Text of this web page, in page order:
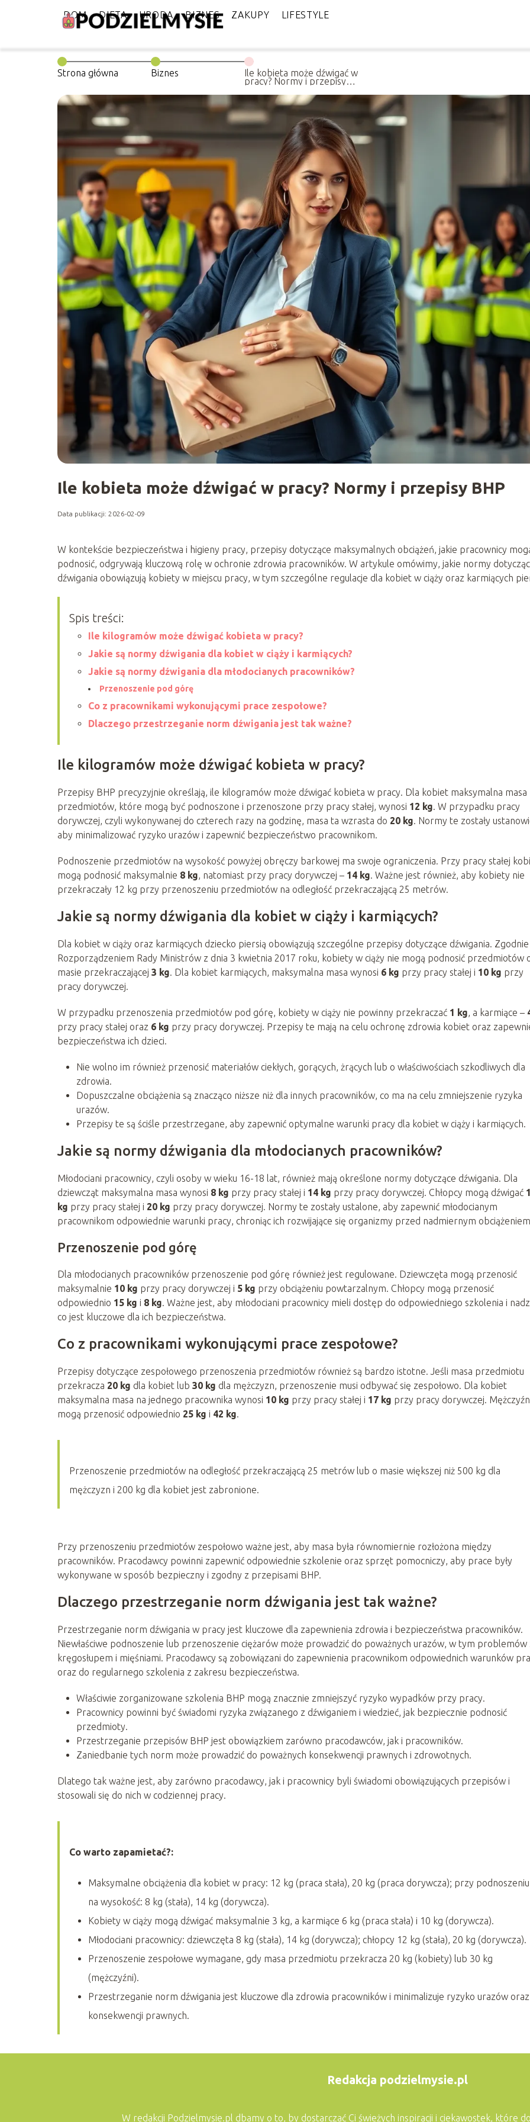
DOM DIETA URODA BIZNES ZAKUPY LIFESTYLE
Strona główna Biznes Ile kobieta może dźwigać w
pracy? Normy i przepisy
Ile kobieta może dźwigać w pracy? Normy i przepisy BHP
Data publikacji: 2026-02-09
W kontekście bezpieczeństwa i higieny pracy, przepisy dotyczące maksymalnych obciążeń, jakie pracownicy
podnosić, odgrywają kluczową rolę w ochronie zdrowia pracowników. W artykule omówimy, jakie normy
dźwigania obowiązują kobiety w miejscu pracy, w tym szczególne regulacje dla kobiet w ciąży oraz karmiących
Spis treści:
Ile kilogramów może dźwigać kobieta w pracy?
Jakie są normy dźwigania dla kobiet w ciąży i karmiących?
Jakie są normy dźwigania dla młodocianych pracowników?
Przenoszenie pod górę
Co z pracownikami wykonującymi prace zespołowe?
Dlaczego przestrzeganie norm dźwigania jest tak ważne?
Ile kilogramów może dźwigać kobieta w pracy?
Przepisy BHP precyzyjnie określają, ile kilogramów może dźwigać kobieta w pracy. Dla kobiet maksymalna masa
przedmiotów, które mogą być podnoszone i przenoszone przy pracy stałej, wynosi 12 kg. W przypadku pracy
dorywczej, czyli wykonywanej do czterech razy na godzinę, masa ta wzrasta do 20 kg. Normy te zostały
aby minimalizować ryzyko urazów i zapewnić bezpieczeństwo pracownikom.
Podnoszenie przedmiotów na wysokość powyżej obręczy barkowej ma swoje ograniczenia. Przy pracy stałej
mogą podnosić maksymalnie 8 kg, natomiast przy pracy dorywczej – 14 kg. Ważne jest również, aby kobiety nie
przekraczały 12 kg przy przenoszeniu przedmiotów na odległość przekraczającą 25 metrów.
Jakie są normy dźwigania dla kobiet w ciąży i karmiących?
Dla kobiet w ciąży oraz karmiących dziecko piersią obowiązują szczególne przepisy dotyczące dźwigania. Zgodnie
Rozporządzeniem Rady Ministrów z dnia 3 kwietnia 2017 roku, kobiety w ciąży nie mogą podnosić przedmiotów
masie przekraczającej 3 kg. Dla kobiet karmiących, maksymalna masa wynosi 6 kg przy pracy stałej i 10 kg przy
pracy dorywczej.
W przypadku przenoszenia przedmiotów pod górę, kobiety w ciąży nie powinny przekraczać 1 kg, a karmiące –
przy pracy stałej oraz 6 kg przy pracy dorywczej. Przepisy te mają na celu ochronę zdrowia kobiet oraz
bezpieczeństwa ich dzieci.
Nie wolno im również przenosić materiałów ciekłych, gorących, żrących lub o właściwościach szkodliwych dla
zdrowia.
Dopuszczalne obciążenia są znacząco niższe niż dla innych pracowników, co ma na celu zmniejszenie ryzyka
urazów.
Przepisy te są ściśle przestrzegane, aby zapewnić optymalne warunki pracy dla kobiet w ciąży i karmiących.
Jakie są normy dźwigania dla młodocianych pracowników?
Młodociani pracownicy, czyli osoby w wieku 16-18 lat, również mają określone normy dotyczące dźwigania. Dla
dziewcząt maksymalna masa wynosi 8 kg przy pracy stałej i 14 kg przy pracy dorywczej. Chłopcy mogą dźwigać
kg przy pracy stałej i 20 kg przy pracy dorywczej. Normy te zostały ustalone, aby zapewnić młodocianym
pracownikom odpowiednie warunki pracy, chroniąc ich rozwijające się organizmy przed nadmiernym
Przenoszenie pod górę
Dla młodocianych pracowników przenoszenie pod górę również jest regulowane. Dziewczęta mogą przenosić
maksymalnie 10 kg przy pracy dorywczej i 5 kg przy obciążeniu powtarzalnym. Chłopcy mogą przenosić
odpowiednio 15 kg i 8 kg. Ważne jest, aby młodociani pracownicy mieli dostęp do odpowiedniego szkolenia i
co jest kluczowe dla ich bezpieczeństwa.
Co z pracownikami wykonującymi prace zespołowe?
Przepisy dotyczące zespołowego przenoszenia przedmiotów również są bardzo istotne. Jeśli masa przedmiotu
przekracza 20 kg dla kobiet lub 30 kg dla mężczyzn, przenoszenie musi odbywać się zespołowo. Dla kobiet
maksymalna masa na jednego pracownika wynosi 10 kg przy pracy stałej i 17 kg przy pracy dorywczej.
mogą przenosić odpowiednio 25 kg i 42 kg.
Przenoszenie przedmiotów na odległość przekraczającą 25 metrów lub o masie większej niż 500 kg dla
mężczyzn i 200 kg dla kobiet jest zabronione.
Przy przenoszeniu przedmiotów zespołowo ważne jest, aby masa była równomiernie rozłożona między
pracowników. Pracodawcy powinni zapewnić odpowiednie szkolenie oraz sprzęt pomocniczy, aby prace były
wykonywane w sposób bezpieczny i zgodny z przepisami BHP.
Dlaczego przestrzeganie norm dźwigania jest tak ważne?
Przestrzeganie norm dźwigania w pracy jest kluczowe dla zapewnienia zdrowia i bezpieczeństwa pracowników.
Niewłaściwe podnoszenie lub przenoszenie ciężarów może prowadzić do poważnych urazów, w tym problemów
kręgosłupem i mięśniami. Pracodawcy są zobowiązani do zapewnienia pracownikom odpowiednich warunków
oraz do regularnego szkolenia z zakresu bezpieczeństwa.
Właściwie zorganizowane szkolenia BHP mogą znacznie zmniejszyć ryzyko wypadków przy pracy.
Pracownicy powinni być świadomi ryzyka związanego z dźwiganiem i wiedzieć, jak bezpiecznie podnosić
przedmioty.
Przestrzeganie przepisów BHP jest obowiązkiem zarówno pracodawców, jak i pracowników.
Zaniedbanie tych norm może prowadzić do poważnych konsekwencji prawnych i zdrowotnych.
Dlatego tak ważne jest, aby zarówno pracodawcy, jak i pracownicy byli świadomi obowiązujących przepisów i
stosowali się do nich w codziennej pracy.
Co warto zapamietać?:
Maksymalne obciążenia dla kobiet w pracy: 12 kg (praca stała), 20 kg (praca dorywcza); przy podnoszeniu
na wysokość: 8 kg (stała), 14 kg (dorywcza).
Kobiety w ciąży mogą dźwigać maksymalnie 3 kg, a karmiące 6 kg (praca stała) i 10 kg (dorywcza).
Młodociani pracownicy: dziewczęta 8 kg (stała), 14 kg (dorywcza); chłopcy 12 kg (stała), 20 kg (dorywcza).
Przenoszenie zespołowe wymagane, gdy masa przedmiotu przekracza 20 kg (kobiety) lub 30 kg
(mężczyźni).
Przestrzeganie norm dźwigania jest kluczowe dla zdrowia pracowników i minimalizuje ryzyko urazów oraz
konsekwencji prawnych.
Redakcja podzielmysie.pl
W redakcji Podzielmysie.pl dbamy o to, by dostarczać Ci świeżych inspiracji i ciekawostek, które